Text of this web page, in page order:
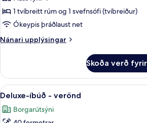
-
1
svefnherbergi
-
1 tvíbreitt rúm og 1 svefnsófi (tvíbreiður)
Ókeypis þráðlaust net
Nánari upplýsingar
Nánari
íbúð
1
-
svalir
Skoða verð
Skoða
allar
myndir
Deluxe-
15
Deluxe-íbúð - verönd
Borgarútsýni